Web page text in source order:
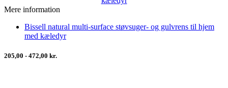
Mere information
Bissell natural multi-surface støvsuger- og gulvrens til hjem
med kæledyr
205,00 - 472,00 kr.